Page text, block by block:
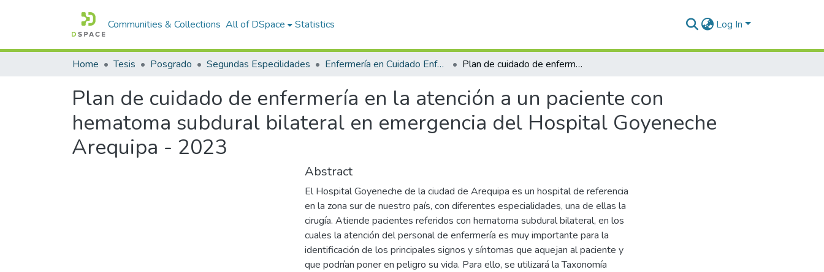
Communities & Collections All of DSpace Statistics Log In
Home Tesis Posgrado Segundas Especilidades Enfermería en Cuidado Enfermero en Emergencias y Desastres Plan de cuidado de enfermería en la atención a un paciente con hematoma subdural bilateral en emergencia del Hospital Goyeneche Arequipa - 2023
Plan de cuidado de enfermería en la atención a un paciente con
hematoma subdural bilateral en emergencia del Hospital Goyeneche
Arequipa - 2023
Abstract
El Hospital Goyeneche de la ciudad de Arequipa es un hospital de referencia
en la zona sur de nuestro país, con diferentes especialidades, una de ellas la
cirugía. Atiende pacientes referidos con hematoma subdural bilateral, en los
cuales la atención del personal de enfermería es muy importante para la
identificación de los principales signos y síntomas que aquejan al paciente y
que podrían poner en peligro su vida. Para ello, se utilizará la Taxonomía